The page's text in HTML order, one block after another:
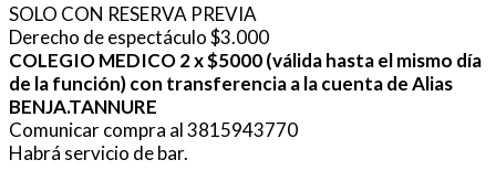
SOLO CON RESERVA PREVIA
Derecho de espectáculo $3.000
COLEGIO MEDICO 2 x $5000 (válida hasta el mismo día
de la función) con transferencia a la cuenta de Alias
BENJA.TANNURE
Comunicar compra al 3815943770
Habrá servicio de bar.